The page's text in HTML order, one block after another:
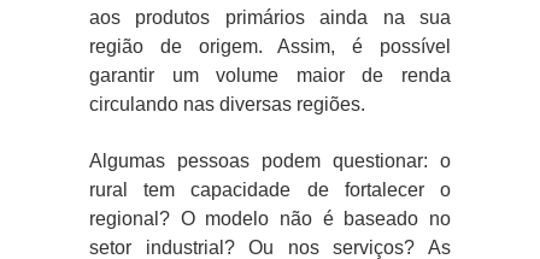
aos produtos primários ainda na sua
região de origem. Assim, é possível
garantir um volume maior de renda
circulando nas diversas regiões.
Algumas pessoas podem questionar: o
rural tem capacidade de fortalecer o
regional? O modelo não é baseado no
setor industrial? Ou nos serviços? As